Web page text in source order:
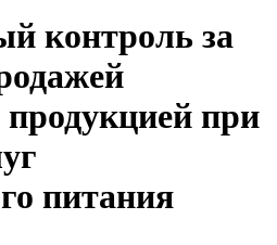
контроль за
при
питания